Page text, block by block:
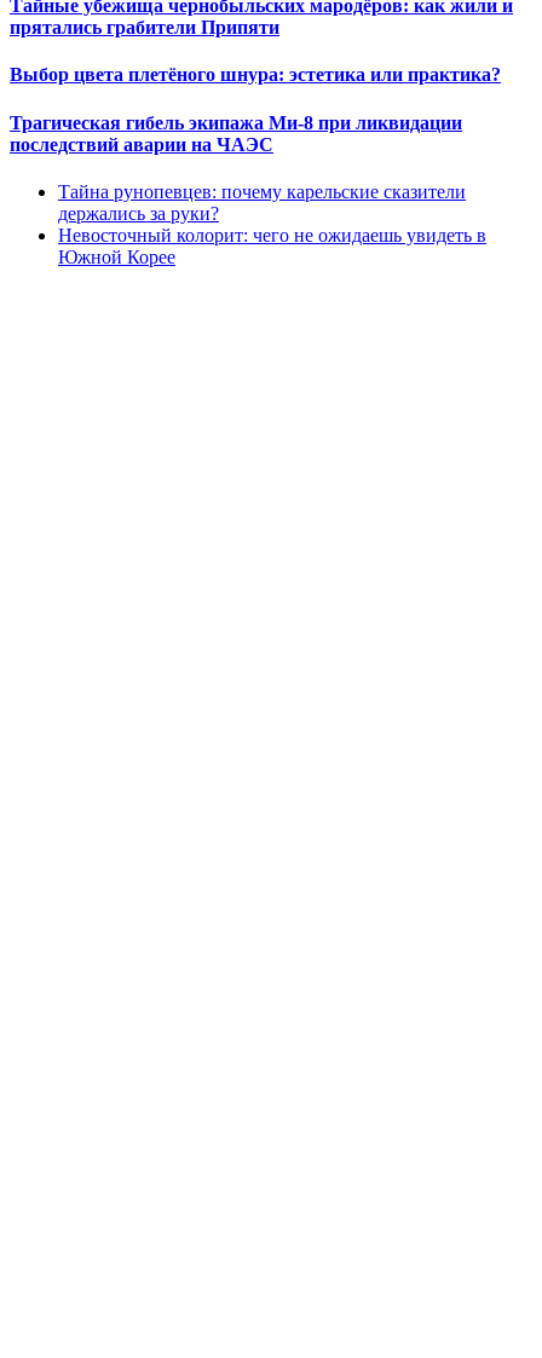
Тайные убежища чернобыльских мародёров: как жили и
прятались грабители Припяти
Выбор цвета плетёного шнура: эстетика или практика?
Трагическая гибель экипажа Ми-8 при ликвидации
последствий аварии на ЧАЭС
Тайна рунопевцев: почему карельские сказители
держались за руки?
Невосточный колорит: чего не ожидаешь увидеть в
Южной Корее